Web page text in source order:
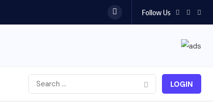
Follow Us
LOGIN